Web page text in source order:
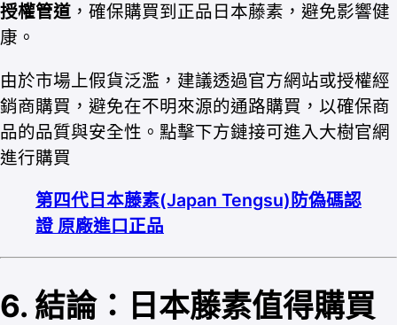
授權管道 ，確保購買到正品日本藤素，避免影響健
康。
由於市場上假貨泛濫，建議透過官方網站或授權經
銷商購買，避免在不明來源的通路購買，以確保商
品的品質與安全性。點擊下方鏈接可進入大樹官網
進行購買
第四代日本藤素(Japan Tengsu)防偽碼認
證 原廠進口正品
6. 結論：日本藤素值得購買